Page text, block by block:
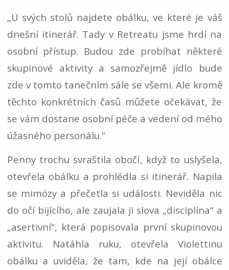
„U svých stolů najdete obálku, ve které je váš
dnešní itinerář. Tady v Retreatu jsme hrdí na
osobní přístup. Budou zde probíhat některé
skupinové aktivity a samozřejmě jídlo bude
zde v tomto tanečním sále se všemi. Ale kromě
těchto konkrétních časů můžete očekávat, že
se vám dostane osobní péče a vedení od mého
úžasného personálu.“
Penny trochu svraštila obočí, když to uslyšela,
otevřela obálku a prohlédla si itinerář. Napila
se mimózy a přečetla si události. Neviděla nic
do očí bijícího, ale zaujala ji slova „disciplína“ a
„asertivní“, která popisovala první skupinovou
aktivitu. Natáhla ruku, otevřela Violettinu
obálku a uviděla, že tam, kde na její obálce